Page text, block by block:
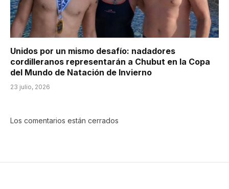
Unidos por un mismo desafío: nadadores
cordilleranos representarán a Chubut en la Copa
del Mundo de Natación de Invierno
23 julio, 2026
Los comentarios están cerrados